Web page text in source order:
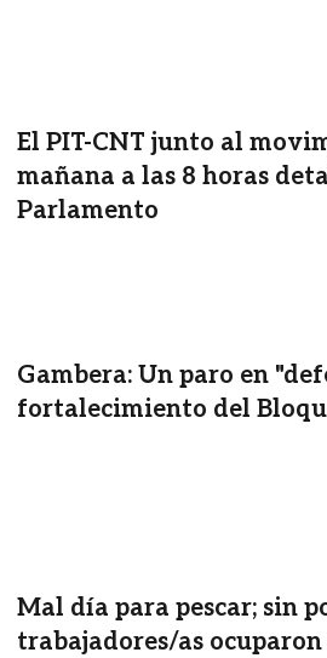
El PIT-CNT junto al
mañana a las 8 horas
Parlamento
Gambera: Un paro en
fortalecimiento del
Mal día para pescar; sin
trabajadores/as